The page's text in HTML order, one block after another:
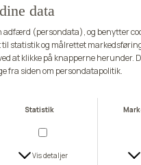
-70%
DKK 149,00
DKK 44,70